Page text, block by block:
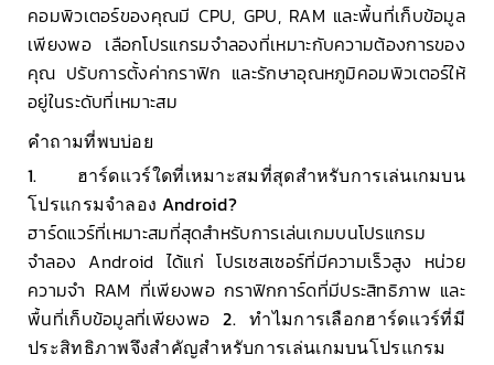
คอมพิวเตอร์ของคุณมี CPU, GPU, RAM และพื้นที่เก็บข้อมูล
เพียงพอ เลือกโปรแกรมจำลองที่เหมาะกับความต้องการของ
คุณ ปรับการตั้งค่ากราฟิก และรักษาอุณหภูมิคอมพิวเตอร์ให้
อยู่ในระดับที่เหมาะสม
คำถามที่พบบ่อย
1. ฮาร์ดแวร์ใดที่เหมาะสมที่สุดสำหรับการเล่นเกมบน
โปรแกรมจำลอง Android?
ฮาร์ดแวร์ที่เหมาะสมที่สุดสำหรับการเล่นเกมบนโปรแกรม
จำลอง Android ได้แก่ โปรเซสเซอร์ที่มีความเร็วสูง หน่วย
ความจำ RAM ที่เพียงพอ กราฟิกการ์ดที่มีประสิทธิภาพ และ
พื้นที่เก็บข้อมูลที่เพียงพอ2. ทำไมการเลือกฮาร์ดแวร์ที่มี
ประสิทธิภาพจึงสำคัญสำหรับการเล่นเกมบนโปรแกรม